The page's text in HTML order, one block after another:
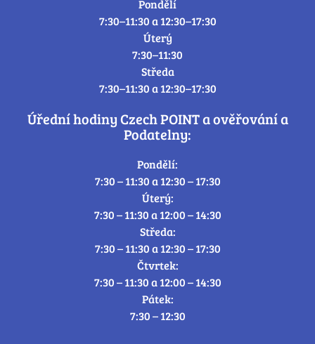
Pondělí
7:30–11:30 a 12:30–17:30
Úterý
7:30–11:30
Středa
7:30–11:30 a 12:30–17:30
Úřední hodiny Czech POINT a ověřování a
Podatelny:
Pondělí:
7:30 – 11:30 a 12:30 – 17:30
Úterý:
7:30 – 11:30 a 12:00 – 14:30
Středa:
7:30 – 11:30 a 12:30 – 17:30
Čtvrtek:
7:30 – 11:30 a 12:00 – 14:30
Pátek:
7:30 – 12:30